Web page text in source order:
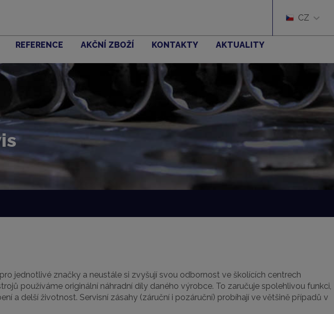
CZ
REFERENCE AKČNÍ ZBOŽÍ KONTAKTY AKTUALITY
jednotlivé značky a neustále si zvyšují svou odbornost ve školících centrech
používáme originální náhradní díly daného výrobce. To zaručuje spolehlivou funkci,
a delší životnost. Servisní zásahy (záruční i pozáruční) probíhají ve většině případů v